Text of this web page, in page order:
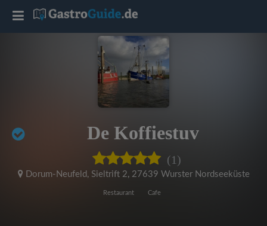
De Koffiestuv
(1)
Dorum-Neufeld, Sieltrift 2, 27639 Wurster Nordseeküste
Restaurant Cafe
T
e